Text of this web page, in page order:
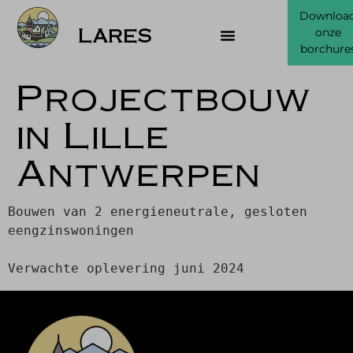
LARES
onze
Projectbouw
in Lille
Antwerpen
Bouwen van 2 energieneutrale, gesloten
eengzinswoningen
Verwachte oplevering juni 2024